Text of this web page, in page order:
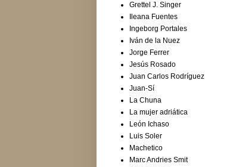
Grettel J. Singer
Ileana Fuentes
Ingeborg Portales
Iván de la Nuez
Jorge Ferrer
Jesús Rosado
Juan Carlos Rodríguez
Juan-Sí
La Chuna
La mujer adriática
León Ichaso
Luis Soler
Machetico
Marc Andries Smit